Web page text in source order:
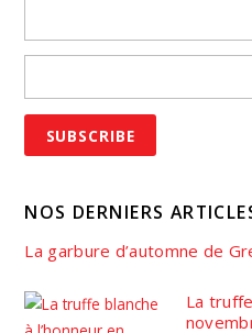
NOS DERNIERS
La garbure d’automne de
La